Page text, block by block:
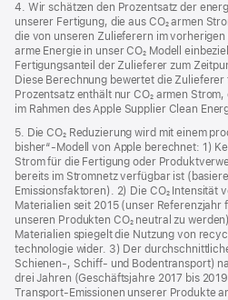
4. Wir schätzen den Prozentsatz der
unserer Fertigung, die aus CO₂ armen
die von unseren Zulieferern im vorherigen
arme Energie in unser CO₂ Modell
Fertigungsanteil der Zulieferer zum
Diese Berechnung bewertet die Zulieferer
Prozentsatz enthält nur CO₂ armen
im Rahmen des Apple Supplier Clean
5. Die CO₂ Reduzierung wird mit einem
bisher“-Modell von Apple berechnet: 1)
Strom für die Fertigung oder
bereits im Stromnetz verfügbar ist
Emissionsfaktoren). 2) Die CO₂ Intensität
Materialien seit 2015 (unser Referenzjahr
unseren Produkten CO₂ neutral zu
Materialien spiegelt die Nutzung von
technologie wider. 3) Der
Schienen‑, Schiff‑ und Bodentransport)
drei Jahren (Geschäftsjahre 2017 bis
Transport-Emissionen unserer Produkte